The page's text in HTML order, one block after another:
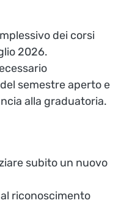
dei corsi
2026.
semestre aperto e
alla graduatoria.
subito un nuovo
riconoscimento